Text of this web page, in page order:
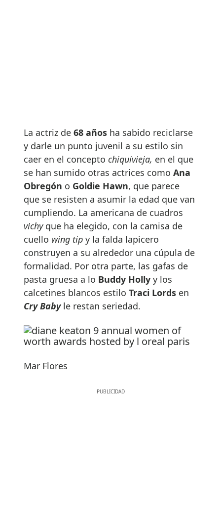
La actriz de 68 años ha sabido reciclarse
y darle un punto juvenil a su estilo sin
caer en el concepto chiquivieja, en el que
se han sumido otras actrices como Ana
Obregón o Goldie Hawn, que parece
que se resisten a asumir la edad que van
cumpliendo. La americana de cuadros
vichy que ha elegido, con la camisa de
cuello wing tip y la falda lapicero
construyen a su alrededor una cúpula de
formalidad. Por otra parte, las gafas de
pasta gruesa a lo Buddy Holly y los
calcetines blancos estilo Traci Lords en
Cry Baby le restan seriedad.
Mar Flores